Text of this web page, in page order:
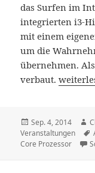
das Surfen im
integrierten i3-
mit einem
um die
übernehmen.
verbaut.Huawei
Veröffentlicht
am
Sep. 4, 2014
Veranstaltungen
Core Prozessor